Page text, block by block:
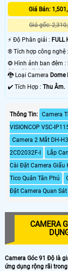
Giá Bán:
Giá gốc:
️⚡ Độ Phân giải : FULL
®️ Tích hợp công nghệ :
❂ Hình ảnh ban đêm :
30m Starlight.
🐉️ Loại Camera Dome
️✔️ Tích Hợp : Thu Âm.
Thông Tin: Camera
VISIONCOP VSC-
Camera 2 Mắt DH-
2CD2032F-I
Lắp
Cài Đặt Camera Giấu
Tico Quân Tân Phú
Đặt Camera Quan Sát
CAMERA
Camera Góc 91 Độ là
ứng dụng rộng rãi